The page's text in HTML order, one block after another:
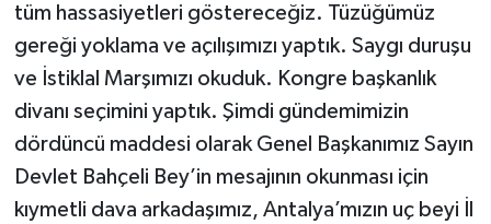
tüm hassasiyetleri göstereceğiz. Tüzüğümüz
gereği yoklama ve açılışımızı yaptık. Saygı duruşu
ve İstiklal Marşımızı okuduk. Kongre başkanlık
divanı seçimini yaptık. Şimdi gündemimizin
dördüncü maddesi olarak Genel Başkanımız Sayın
Devlet Bahçeli Bey’in mesajının okunması için
kıymetli dava arkadaşımız, Antalya’mızın uç beyi İl